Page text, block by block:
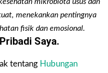
menekankan pentingnya
fisik dan emosional.
Saya.
tentang Hubungan